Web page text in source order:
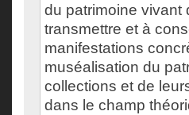
du patrimoine vivant
transmettre et à
manifestations
muséalisation du
collections et de
dans le champ